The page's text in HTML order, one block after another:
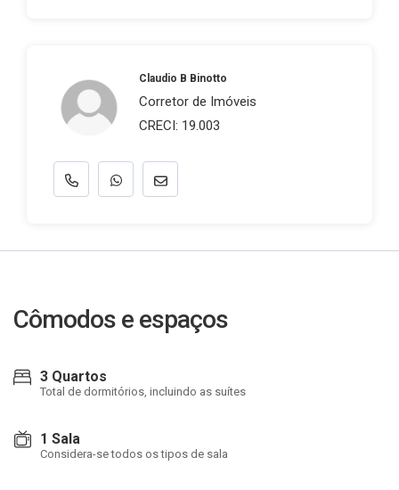
Claudio B Binotto
Corretor de Imóveis
CRECI: 19.003
Cômodos e espaços
3 Quartos
Total de dormitórios, incluindo as suítes
1 Sala
Considera-se todos os tipos de sala